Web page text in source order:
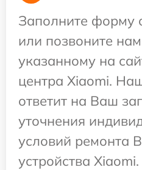
Заполните форму
или позвоните
указанному на
центра Xiaomi.
ответит на Ваш
уточнения
условий ремонта
устройства Xiaomi.